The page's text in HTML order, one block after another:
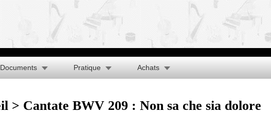
Documents Pratique Achats
> Cantate BWV 209 : Non sa che sia dolore